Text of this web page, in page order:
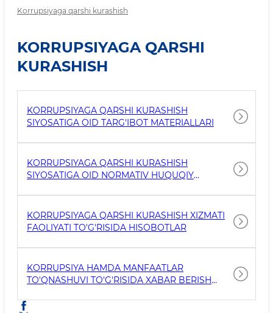
Korrupsiyaga qarshi kurashish
KORRUPSIYAGA QARSHI
KURASHISH
KORRUPSIYAGA QARSHI KURASHISH
SIYOSATIGA OID TARG'IBOT MATERIALLARI
KORRUPSIYAGA QARSHI KURASHISH
SIYOSATIGA OID NORMATIV HUQUQIY
KORRUPSIYAGA QARSHI KURASHISH XIZMATI
FAOLIYATI TO'G'RISIDA HISOBOTLAR
KORRUPSIYA HAMDA MANFAATLAR
TO'QNASHUVI TO'G'RISIDA XABAR BERISH